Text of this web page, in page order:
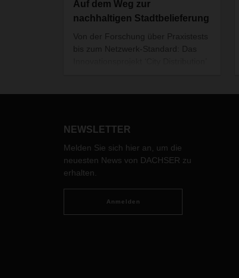
Auf dem Weg zur
nachhaltigen Stadtbelieferung
Von der Forschung über Praxistests
bis zum Netzwerk-Standard: Das
Ziele.
NEWSLETTER
Melden Sie sich hier an, um die
neuesten News von DACHSER zu
erhalten.
Anmelden